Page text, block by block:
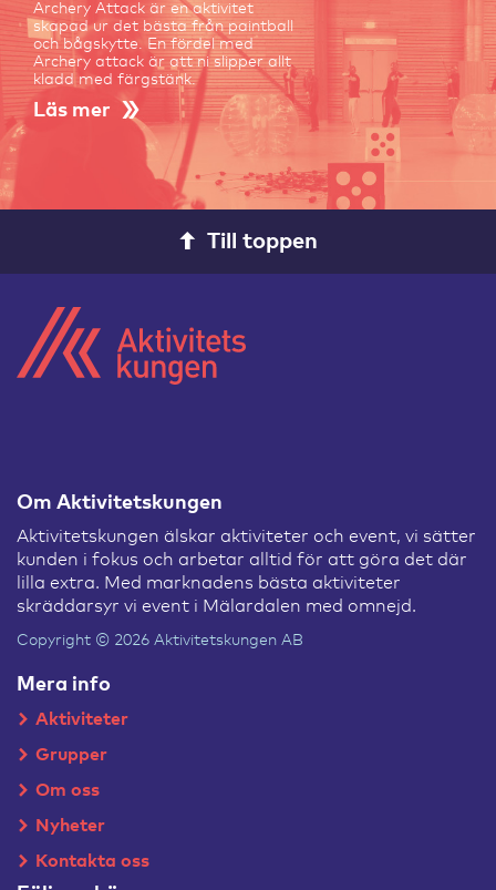
Archery Attack är en aktivitet
skapad ur det bästa från paintball
och bågskytte. En fördel med
Archery attack är att ni slipper allt
kladd med färgstänk.
Läs mer
Till toppen
Om Aktivitetskungen
Aktivitetskungen älskar aktiviteter och event, vi sätter
kunden i fokus och arbetar alltid för att göra det där
lilla extra. Med marknadens bästa aktiviteter
skräddarsyr vi event i Mälardalen med omnejd.
Copyright © 2026 Aktivitetskungen AB
Mera info
Aktiviteter
Grupper
Om oss
Nyheter
Kontakta oss